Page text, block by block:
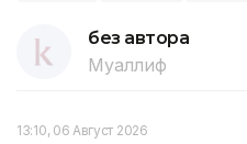
без автора
Муаллиф
13:10, 06 Август 2026